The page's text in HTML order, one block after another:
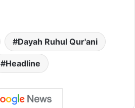
Dayah Ruhul Qur'ani
Headline